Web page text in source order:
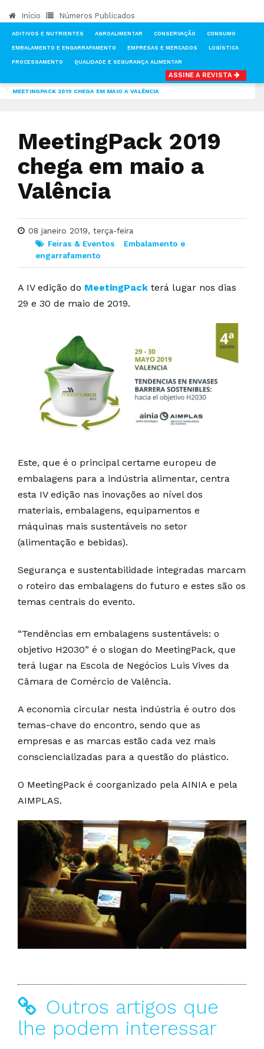
Início Números Publicados
ADITIVOS E NUTRIENTES AGROALIMENTAR CONSERVAÇÃO CONSUMO
EMBALAMENTO E ENGARRAFAMENTO EMPRESAS E MERCADOS LOGÍSTICA
PROCESSAMENTO QUALIDADE E SEGURANÇA ALIMENTAR
ASSINE A REVISTA
MEETINGPACK 2019 CHEGA EM MAIO A VALÊNCIA
MeetingPack 2019
chega em maio a
Valência
08 janeiro 2019, terça-feira
Feiras & Eventos
Embalamento e
engarrafamento
A IV edição do MeetingPack terá lugar nos dias
29 e 30 de maio de 2019.
Este, que é o principal certame europeu de
embalagens para a indústria alimentar, centra
esta IV edição nas inovações ao nível dos
materiais, embalagens, equipamentos e
máquinas mais sustentáveis no setor
(alimentação e bebidas).
Segurança e sustentabilidade integradas marcam
o roteiro das embalagens do futuro e estes são os
temas centrais do evento.
“Tendências em embalagens sustentáveis: o
objetivo H2030” é o slogan do MeetingPack, que
terá lugar na Escola de Negócios Luis Vives da
Câmara de Comércio de Valência.
A economia circular nesta indústria é outro dos
temas-chave do encontro, sendo que as
empresas e as marcas estão cada vez mais
consciencializadas para a questão do plástico.
O MeetingPack é coorganizado pela AINIA e pela
AIMPLAS.
Outros artigos que
lhe podem interessar